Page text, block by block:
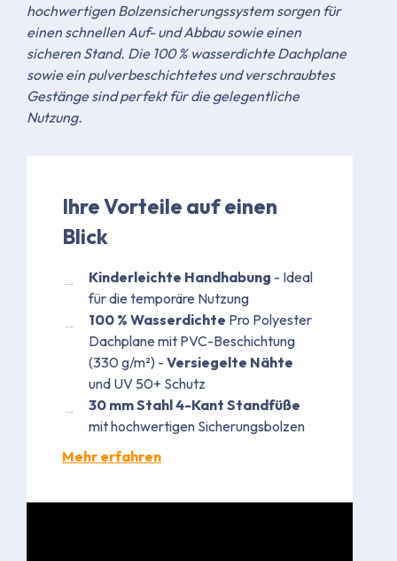
hochwertigen Bolzensicherungssystem sorgen für
einen schnellen Auf- und Abbau sowie einen
sicheren Stand. Die 100 % wasserdichte Dachplane
sowie ein pulverbeschichtetes und verschraubtes
Gestänge sind perfekt für die gelegentliche
Nutzung.
Ihre Vorteile auf einen
Blick
Kinderleichte Handhabung - Ideal
für die temporäre Nutzung​
100 % Wasserdichte Pro Polyester
Dachplane mit PVC-Beschichtung
(330 g/m²) - Versiegelte Nähte
und UV 50+ Schutz
30 mm Stahl 4-Kant Standfüße
mit hochwertigen Sicherungsbolzen
Mehr erfahren